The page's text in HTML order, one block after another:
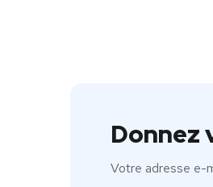
Donnez
Votre adresse e-